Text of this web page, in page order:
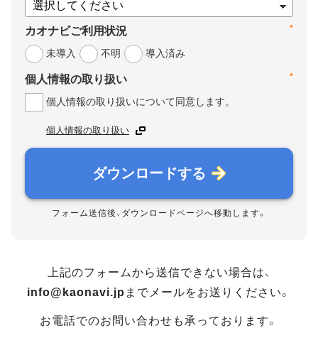
*
カオナビご利用状況
未導入
不明 導入済み
*
個人情報の取り扱い
個人情報の取り扱いについて同意します。
個人情報の取り扱い
ダウンロードする
フォーム送信後、ダウンロードページへ移動します。
上記のフォームから送信できない場合は、
info@kaonavi.jp までメールをお送りください。
お電話でのお問い合わせも承っております。